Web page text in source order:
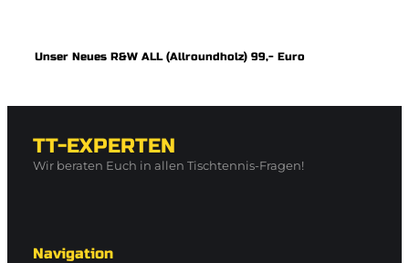
Unser Neues R&W ALL (Allroundholz) 99,- Euro
TT-EXPERTEN
Wir beraten Euch in allen Tischtennis-Fragen!
Navigation